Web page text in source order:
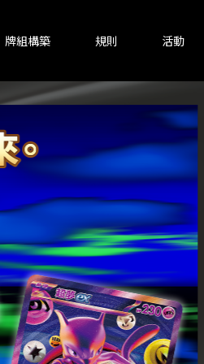
牌組構築 規則 活動